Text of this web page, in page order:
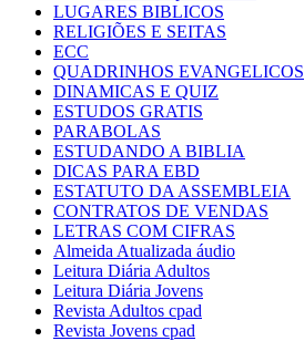
LUGARES BIBLICOS
RELIGIÕES E SEITAS
ECC
QUADRINHOS EVANGELICOS
DINAMICAS E QUIZ
ESTUDOS GRATIS
PARABOLAS
ESTUDANDO A BIBLIA
DICAS PARA EBD
ESTATUTO DA ASSEMBLEIA
CONTRATOS DE VENDAS
LETRAS COM CIFRAS
Almeida Atualizada áudio
Leitura Diária Adultos
Leitura Diária Jovens
Revista Adultos cpad
Revista Jovens cpad